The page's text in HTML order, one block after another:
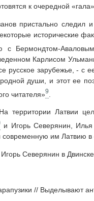
к очередной
пристально следил
исторические
с Бермондтом-
Карлисом
русское зарубежье, - с
души, и этот ее
читателя»9
территории Латвии
и Игорь Северянин,
современную им Латвию в
Северянин в
// Выделывают